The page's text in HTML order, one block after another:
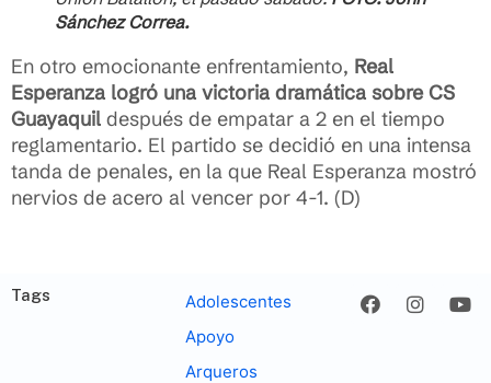
Sánchez Correa.
En otro emocionante enfrentamiento, Real
Esperanza logró una victoria dramática sobre CS
Guayaquil después de empatar a 2 en el tiempo
reglamentario. El partido se decidió en una intensa
tanda de penales, en la que Real Esperanza mostró
nervios de acero al vencer por 4-1. (D)
Tags
Adolescentes
Apoyo
Arqueros